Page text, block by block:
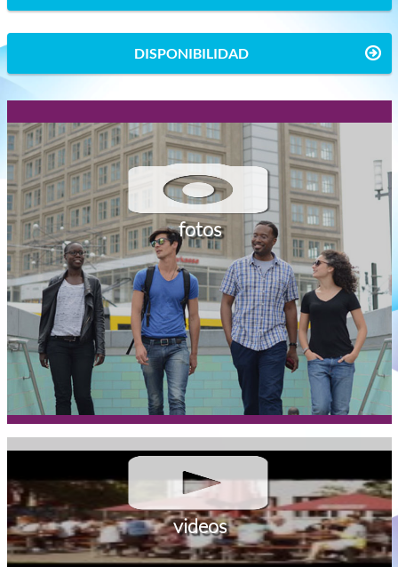
DISPONIBILIDAD
fotos
videos